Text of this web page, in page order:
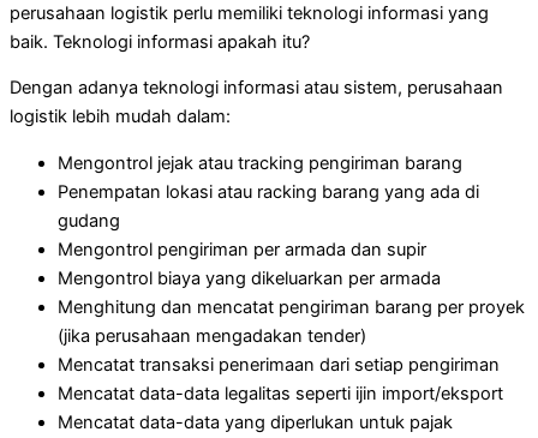
perusahaan logistik perlu memiliki teknologi informasi yang
baik. Teknologi informasi apakah itu?
Dengan adanya teknologi informasi atau sistem, perusahaan
logistik lebih mudah dalam:
Mengontrol jejak atau tracking pengiriman barang
Penempatan lokasi atau racking barang yang ada di
gudang
Mengontrol pengiriman per armada dan supir
Mengontrol biaya yang dikeluarkan per armada
Menghitung dan mencatat pengiriman barang per proyek
(jika perusahaan mengadakan tender)
Mencatat transaksi penerimaan dari setiap pengiriman
Mencatat data-data legalitas seperti ijin import/eksport
Mencatat data-data yang diperlukan untuk pajak